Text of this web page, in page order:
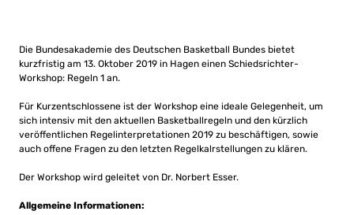
Die Bundesakademie des Deutschen Basketball Bundes bietet
kurzfristig am 13. Oktober 2019 in Hagen einen Schiedsrichter-
Workshop: Regeln 1 an.
Für Kurzentschlossene ist der Workshop eine ideale Gelegenheit, um
sich intensiv mit den aktuellen Basketballregeln und den kürzlich
veröffentlichen Regelinterpretationen 2019 zu beschäftigen, sowie
auch offene Fragen zu den letzten Regelkalrstellungen zu klären.
Der Workshop wird geleitet von Dr. Norbert Esser.
Allgemeine Informationen: